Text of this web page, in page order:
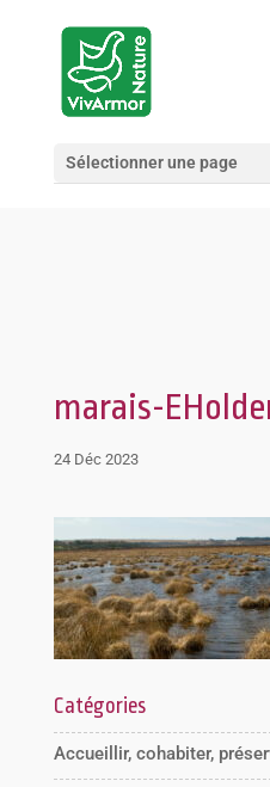
Sélectionner une page
marais-
24 Déc 2023
Catégories
Accueillir, cohabiter,